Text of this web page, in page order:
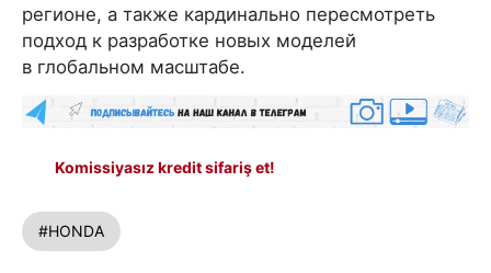
регионе, а также кардинально пересмотреть
подход к разработке новых моделей
в глобальном масштабе.
Komissiyasız kredit sifariş et!
#HONDA